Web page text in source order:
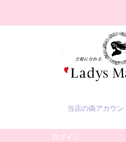
当店の偽アカウン
ログイン